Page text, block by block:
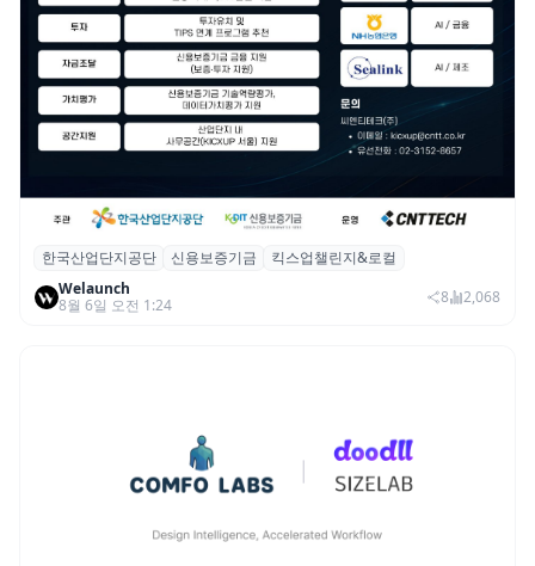
산단공·신보, 2026 ‘킥스업 챌린지&로컬’ 참
여 스타트업 모집
한국산업단지공단 신용보증기금
킥스업챌린지&로컬
Welaunch
8월 6일 오전 1:24
8 2,068